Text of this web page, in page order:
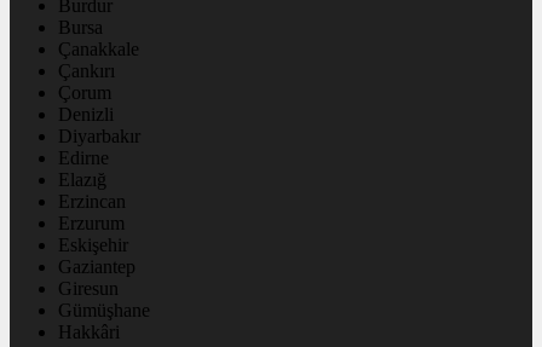
Burdur
Bursa
Çanakkale
Çankırı
Çorum
Denizli
Diyarbakır
Edirne
Elazığ
Erzincan
Erzurum
Eskişehir
Gaziantep
Giresun
Gümüşhane
Hakkâri